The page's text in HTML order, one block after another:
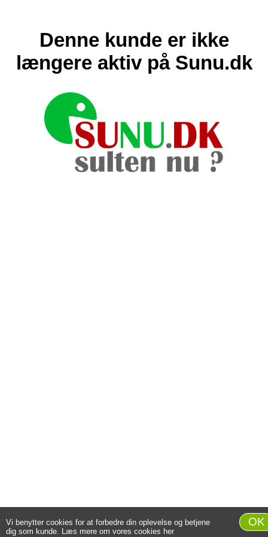
OK
Vi benytter cookies for at forbedre din oplevelse og betjene
dig som kunde. Læs mere om vores cookies her
Denne kunde er ikke
længere aktiv på Sunu.dk